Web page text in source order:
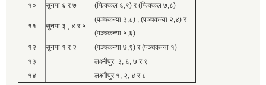
१०
सुनपा ६ र ७ (फिक्कल ६,९) र (फिक्कल ७,८)
११ सुनपा ३ , ४ र ५
(पञ्चकन्या ३,८) , (पञ्चकन्या २,४) र
(पञ्चकन्या ५,६)
१२
सुनपा १ र २
(पञ्चकन्या ७,९) र (पञ्चकन्या १)
१३
लक्ष्मीपुर ३, ६, ७ र ९
१४
लक्ष्मीपुर १, २, ४ र ८